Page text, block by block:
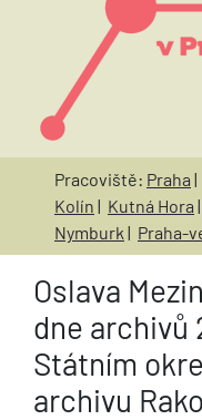
Pracoviště: Praha |
Kolín | Kutná Hora |
Nymburk | Praha-
Oslava
dne archivů
Státním
archivu